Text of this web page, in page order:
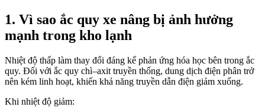
1. Vì sao ắc quy xe nâng bị ảnh hưởng
mạnh trong kho lạnh
Nhiệt độ thấp làm thay đổi đáng kể phản ứng hóa học bên trong ắc
quy. Đối với ắc quy chì–axit truyền thống, dung dịch điện phân trở
nên kém linh hoạt, khiến khả năng truyền dẫn điện giảm xuống.
Khi nhiệt độ giảm: